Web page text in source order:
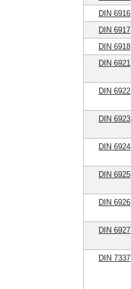
DIN 6916
DIN 6917
DIN 6918
DIN 6921
DIN 6922
DIN 6923
DIN 6924
DIN 6925
DIN 6926
DIN 6927
DIN 7337